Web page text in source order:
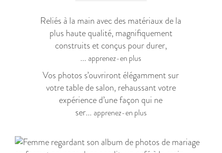
Reliés à la main avec des matériaux de la
plus haute qualité, magnifiquement
construits et conçus pour durer,
...apprenez-en plus
Vos photos s’ouvriront élégamment sur
votre table de salon, rehaussant votre
expérience d’une façon qui ne
ser... apprenez-en plus